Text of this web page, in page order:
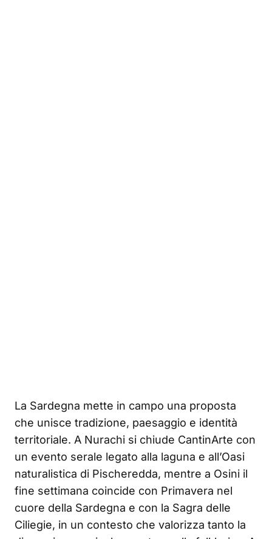
La Sardegna mette in campo una proposta
che unisce tradizione, paesaggio e identità
territoriale. A Nurachi si chiude CantinArte con
un evento serale legato alla laguna e all’Oasi
naturalistica di Pischeredda, mentre a Osini il
fine settimana coincide con Primavera nel
cuore della Sardegna e con la Sagra delle
Ciliegie, in un contesto che valorizza tanto la